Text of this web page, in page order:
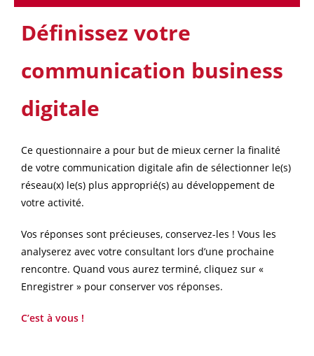
Définissez votre
communication business
digitale
Ce questionnaire a pour but de mieux cerner la finalité
de votre communication digitale afin de sélectionner le(s)
réseau(x) le(s) plus approprié(s) au développement de
votre activité.
Vos réponses sont précieuses, conservez-les ! Vous les
analyserez avec votre consultant lors d’une prochaine
rencontre. Quand vous aurez terminé, cliquez sur «
Enregistrer » pour conserver vos réponses.
C’est à vous !